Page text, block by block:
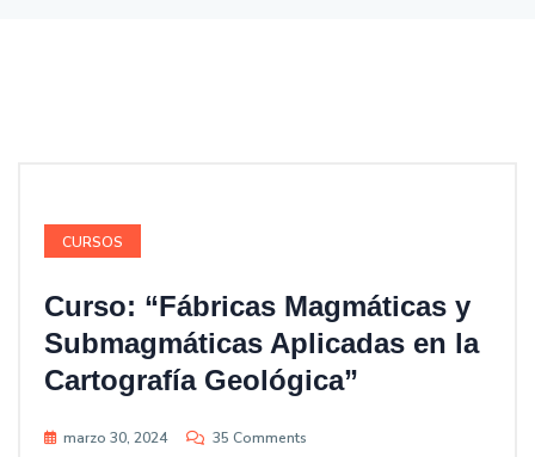
CURSOS
Curso: “Fábricas Magmáticas y
Submagmáticas Aplicadas en la
Cartografía Geológica”
marzo 30, 2024 35 Comments